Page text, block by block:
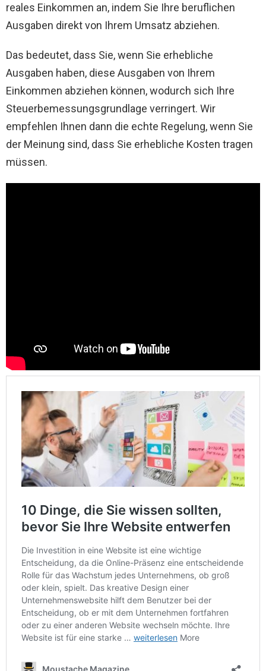
reales Einkommen an, indem Sie Ihre beruflichen
Ausgaben direkt von Ihrem Umsatz abziehen.
Das bedeutet, dass Sie, wenn Sie erhebliche
Ausgaben haben, diese Ausgaben von Ihrem
Einkommen abziehen können, wodurch sich Ihre
Steuerbemessungsgrundlage verringert. Wir
empfehlen Ihnen dann die echte Regelung, wenn Sie
der Meinung sind, dass Sie erhebliche Kosten tragen
müssen.